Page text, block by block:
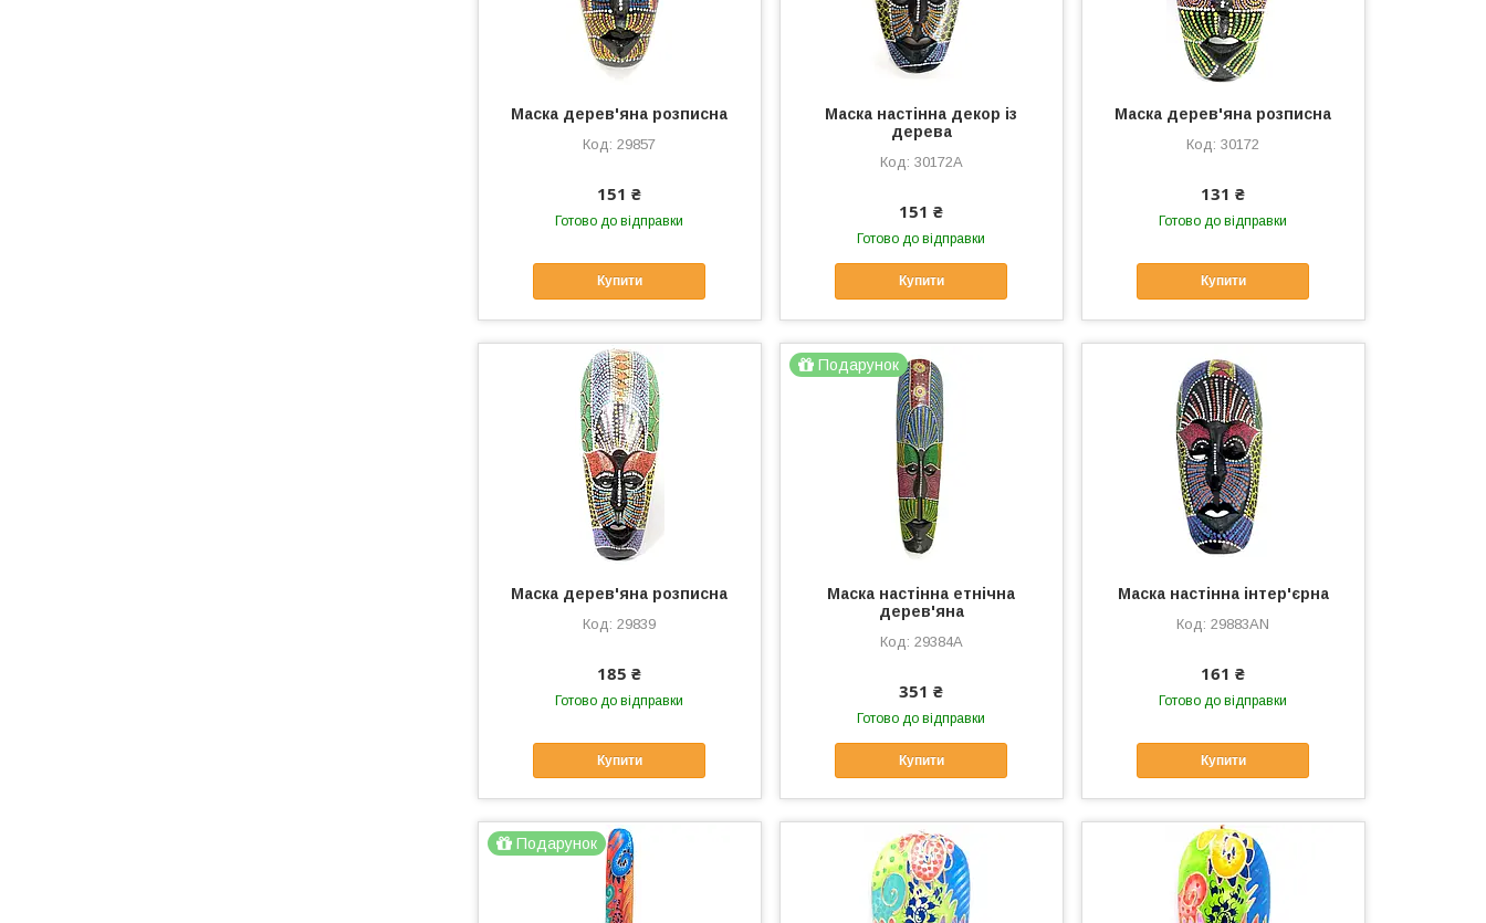
Маска дерев'яна розписна
29857
151 ₴
Готово до відправки
Купити
Маска настінна декор із
дерева
30172A
151 ₴
Готово до відправки
Купити
Маска дерев'яна розписна
30172
131 ₴
Готово до відправки
Купити
Маска дерев'яна розписна
29839
185 ₴
Готово до відправки
Купити
Подарунок
Маска настінна етнічна
дерев'яна
29384A
351 ₴
Готово до відправки
Купити
Маска настінна інтер'єрна
29883AN
161 ₴
Готово до відправки
Купити
Подарунок